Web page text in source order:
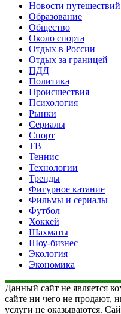
Новости путешествий
Образование
Общество
Около спорта
Отдых в России
Отдых за границей
ПДД
Политика
Происшествия
Психология
Рынки
Сериалы
Спорт
ТВ
Теннис
Технологии
Тренды
Фигурное катание
Фильмы и сериалы
Футбол
Хоккей
Шахматы
Шоу-бизнес
Экология
Экономика
Данный сайт не является
сайте ни чего не продают,
услуги не оказываются.